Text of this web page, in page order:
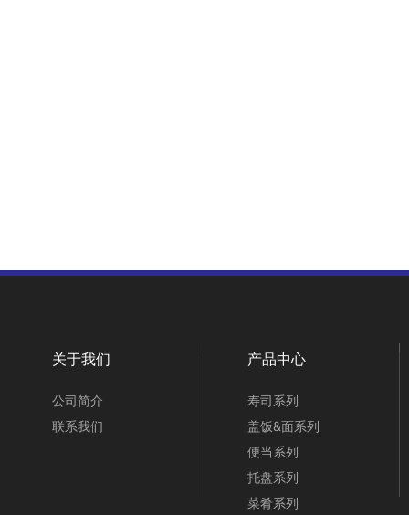
关于我们
公司简介
联系我们
产品中心
寿司系列
盖饭&面系列
便当系列
托盘系列
菜肴系列